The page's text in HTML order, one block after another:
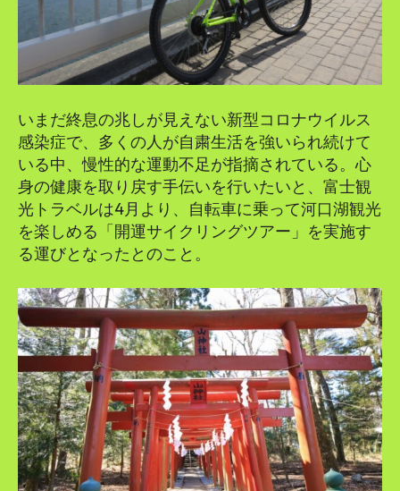
​​いまだ終息の兆しが見えない新型コロナウイルス
感染症で、多くの人が自粛生活を強いられ続けて
いる中、慢性的な運動不足が指摘されている。心
身の健康を取り戻す手伝いを行いたいと、富士観
光トラベルは4月より、自転車に乗って河口湖観光
を楽しめる「開運サイクリングツアー」を実施す
る運びとなったとのこと。